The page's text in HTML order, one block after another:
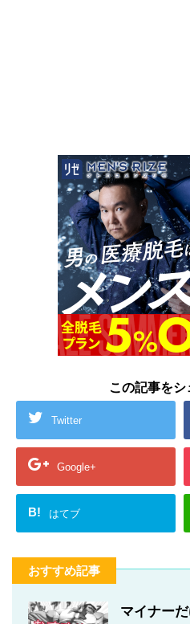
この記事をシ
Twitter
Google+
B! はてブ
おすすめ記事
マイナー